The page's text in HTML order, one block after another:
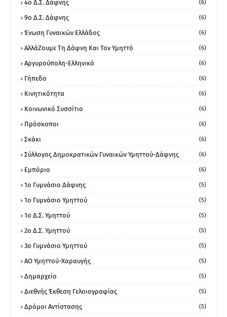
4ο Δ.Σ. Δάφνης (6)
9ο Δ.Σ. Δάφνης (6)
Ένωση Γυναικών Ελλάδος (6)
ΑλλάΖουμε Τη Δάφνη Και Τον Υμηττό (6)
Αργυρούπολη-Ελληνικό (6)
Γήπεδο (6)
Κινητικότητα (6)
Κοινωνικό Συσσίτιο (6)
Πρόσκοποι (6)
Σκάκι (6)
Σύλλογος Δημοκρατικών Γυναικών Υμηττού-Δάφνης (6)
Εμπόριο (6)
1ο Γυμνάσιο Δάφνης (5)
1ο Γυμνάσιο Υμηττού (5)
1ο Δ.Σ. Υμηττού (5)
2ο Δ.Σ. Υμηττού (5)
3ο Γυμνάσιο Υμηττού (5)
ΑΟ Υμηττού-Χαραυγής (5)
Δημαρχείο (5)
Διεθνής Έκθεση Γελοιογραφίας (5)
Δρόμοι Αντίστασης (5)